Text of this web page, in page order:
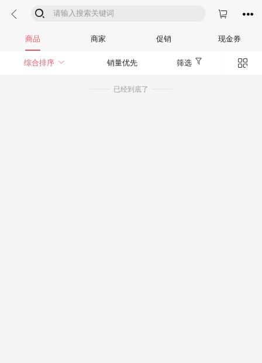
  

商品 商家 促销 现金券
综合排序  销量优先 筛选 
已经到底了